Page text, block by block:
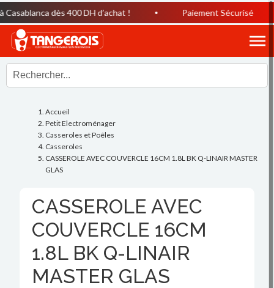
dès 400 DH d’achat ! Paiement Sécurisé
Accueil
Petit Electroménager
Casseroles et Poêles
Casseroles
CASSEROLE AVEC COUVERCLE 16CM 1.8L BK Q-LINAIR MASTER
GLAS
CASSEROLE AVEC
COUVERCLE 16CM
1.8L BK Q-LINAIR
MASTER GLAS